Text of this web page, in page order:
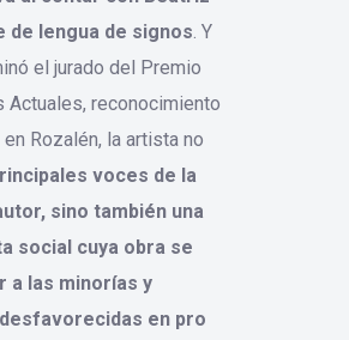
de lengua de signos . Y
el jurado del Premio
Actuales, reconocimiento
Rozalén, la artista no
voces de la
sino también una
social cuya obra se
a las minorías y
en pro